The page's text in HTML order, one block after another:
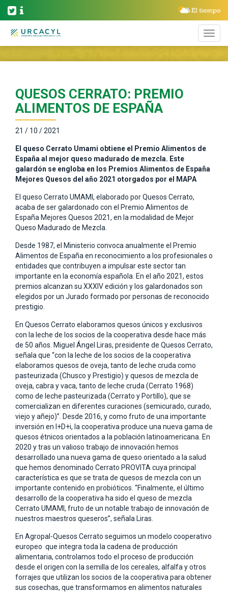
QUESOS CERRATO: PREMIO
ALIMENTOS DE ESPAÑA
21 / 10 / 2021
El queso Cerrato Umami obtiene el Premio Alimentos de
España al mejor queso madurado de mezcla. Este
galardón se engloba en los Premios Alimentos de España
Mejores Quesos del año 2021 otorgados por el MAPA
El queso Cerrato UMAMI, elaborado por Quesos Cerrato,
acaba de ser galardonado con el Premio Alimentos de
España Mejores Quesos 2021, en la modalidad de Mejor
Queso Madurado de Mezcla.
Desde 1987, el Ministerio convoca anualmente el Premio
Alimentos de España en reconocimiento a los profesionales o
entidades que contribuyen a impulsar este sector tan
importante en la economía española. En el año 2021, estos
premios alcanzan su XXXIV edición y los galardonados son
elegidos por un Jurado formado por personas de reconocido
prestigio.
En Quesos Cerrato elaboramos quesos únicos y exclusivos
con la leche de los socios de la cooperativa desde hace más
de 50 años. Miguel Ángel Liras, presidente de Quesos Cerrato,
señala que “con la leche de los socios de la cooperativa
elaboramos quesos de oveja, tanto de leche cruda como
pasteurizada (Chusco y Prestigio) y quesos de mezcla de
oveja, cabra y vaca, tanto de leche cruda (Cerrato 1968)
como de leche pasteurizada (Cerrato y Portillo), que se
comercializan en diferentes curaciones (semicurado, curado,
viejo y añejo)”. Desde 2016, y como fruto de una importante
inversión en I+D+i, la cooperativa produce una nueva gama de
quesos étnicos orientados a la población latinoamericana. En
2020 y tras un valioso trabajo de innovación hemos
desarrollado una nueva gama de queso orientado a la salud
que hemos denominado Cerrato PROVITA cuya principal
característica es que se trata de quesos de mezcla con un
importante contenido en probióticos. “Finalmente, el último
desarrollo de la cooperativa ha sido el queso de mezcla
Cerrato UMAMI, fruto de un notable trabajo de innovación de
nuestros maestros queseros”, señala Liras.
En Agropal-Quesos Cerrato seguimos un modelo cooperativo
europeo que integra toda la cadena de producción
alimentaria, controlamos todo el proceso de producción
desde el origen con la semilla de los cereales, alfalfa y otros
forrajes que utilizan los socios de la cooperativa para obtener
sus cosechas, que transformamos en alimentos naturales